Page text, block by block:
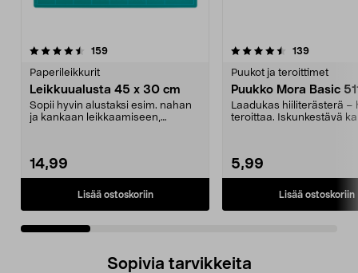
159arvostelut
Paperileikkurit
Leikkuualusta 45 x 30 cm
Sopii hyvin alustaksi esim. nahan
ja kankaan leikkaamiseen,
14,99
Lisää ostoskoriin
4.5 viidestä
139arvostelut
Puukot ja teroittimet
Puukko Mora Basic
Laadukas hiiliterästerä –
teroittaa. Iskunkestävä
5,99
Lisää ostoskoriin
4.5 viidestä
Sopivia tarvikkeita